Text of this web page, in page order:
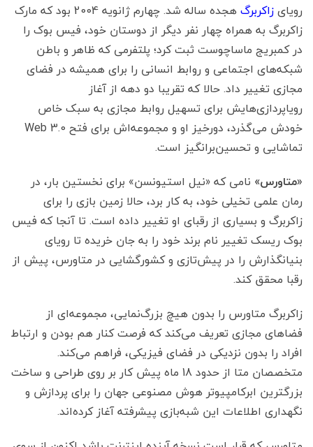
رویایزاکربرگ
هجده ساله شد. چهارم ژانویه 2004 بود که مارک
زاکربرگ به همراه چهار نفر دیگر از دوستان خود، فیس‌ بوک را
در کمبریج ماساچوست ثبت کرد؛ پلتفرمی که ظاهر و باطن
شبکه‌های اجتماعی و روابط انسانی را برای همیشه در فضای
مجازی تغییر داد. حالا که تقریبا دو دهه از آغاز
رویاپردازی‌هایش برای تسهیل روابط مجازی به سبک خاص
خودش می‌گذرد، دورخیز او و مجموعه‌اش برای فتح Web 3.0
تماشایی و تحسین‌برانگیز است.
«متاورس» نامی که «نیل استیونسن» برای نخستین بار، در
رمان علمی تخیلی خود، به کار برد، حالا زمین بازی را برای
زاکربرگ و بسیاری از رقبای او تغییر داده است. تا آنجا که فیس
بوک ریسک تغییر نام برند خود را به جان خریده تا رویای
بنیانگذارش را در پیش‌تازی و کشورگشایی در متاورس، پیش از
رقبا محقق کند.
زاکربرگ متاورس را بدون هیچ بزرگ‌نمایی، مجموعه‌ای از
فضاهای مجازی تعریف می‌کند که فرصت کنار هم بودن و ارتباط
افراد را بدون نزدیکی در فضای فیزیکی، فراهم می‌کند.
متخصصان متا از حدود 18 ماه پیش کار بر روی طراحی و ساخت
بزرگترین ابرکامپیوتر هوش مصنوعی جهان را برای پردازش و
نگهداری اطلاعات این شبه‌بازی پیشرفته آغاز کرده‌اند.